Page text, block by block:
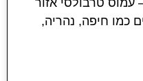
– עמוס טרבולסי אזור
כמו חיפה, נהריה,